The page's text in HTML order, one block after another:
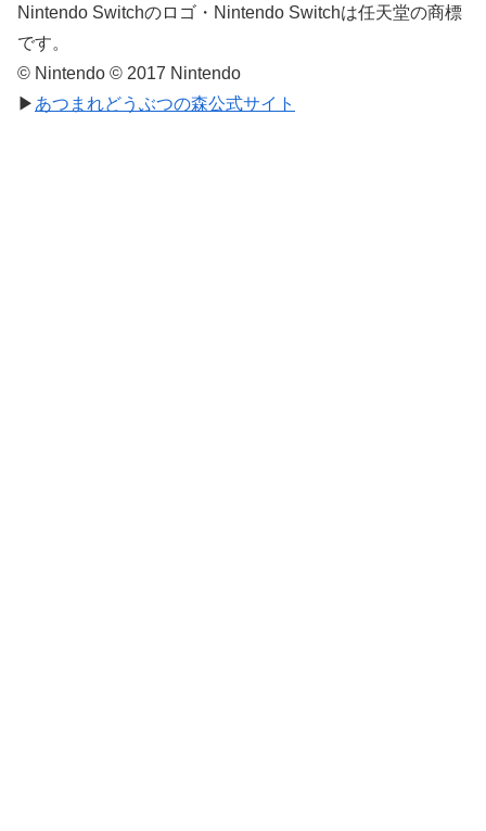
Nintendo Switchのロゴ・Nintendo Switchは任天堂の商標
です。
© Nintendo © 2017 Nintendo
▶ あつまれどうぶつの森公式サイト